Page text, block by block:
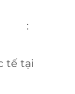
hạ :
tế tại